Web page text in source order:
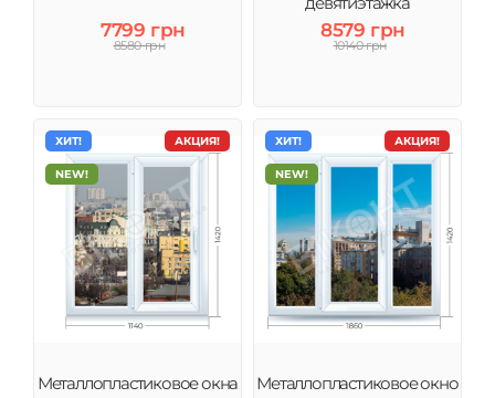
7799 грн
8580 грн
8579 грн
10140 грн
АКЦИЯ!
ХИТ!
NEW!
Металлопластиковое окна
АКЦИЯ!
ХИТ!
NEW!
Металлопластиковое окно